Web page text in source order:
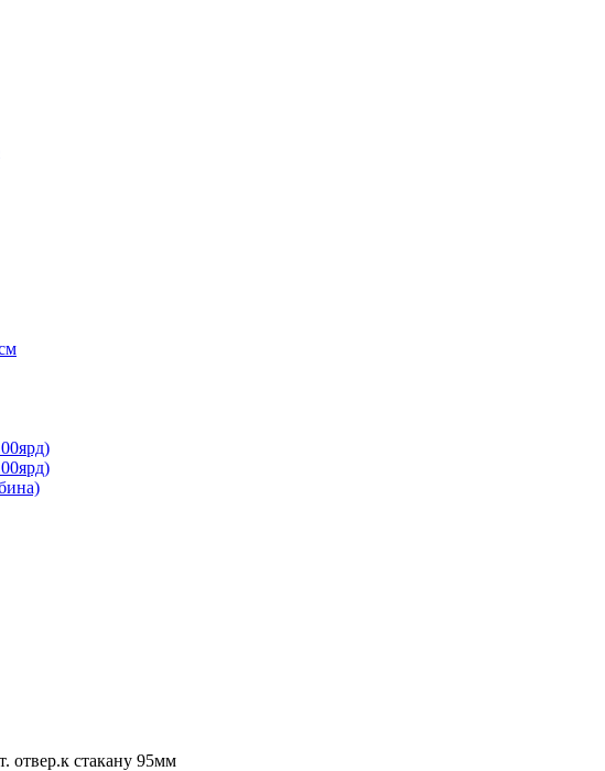
отвер.к стакану 95мм